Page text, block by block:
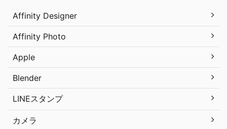
Affinity Designer
Affinity Photo
Apple
Blender
LINEスタンプ
カメラ